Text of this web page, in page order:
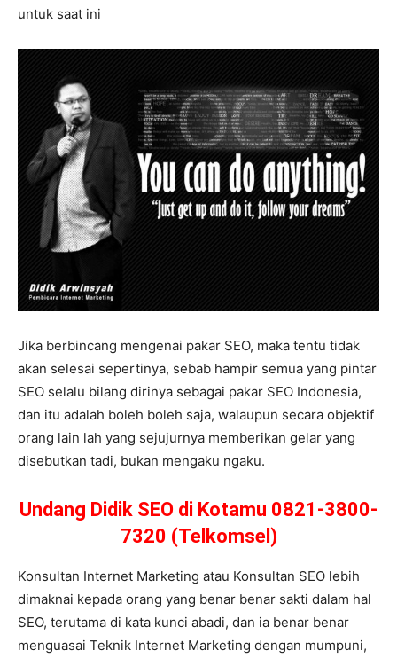
untuk saat ini
Jika berbincang mengenai pakar SEO, maka tentu tidak
akan selesai sepertinya, sebab hampir semua yang pintar
SEO selalu bilang dirinya sebagai pakar SEO Indonesia,
dan itu adalah boleh boleh saja, walaupun secara objektif
orang lain lah yang sejujurnya memberikan gelar yang
disebutkan tadi, bukan mengaku ngaku.
Undang Didik SEO di Kotamu 0821-3800-
7320 (Telkomsel)
Konsultan Internet Marketing atau Konsultan SEO lebih
dimaknai kepada orang yang benar benar sakti dalam hal
SEO, terutama di kata kunci abadi, dan ia benar benar
menguasai Teknik Internet Marketing dengan mumpuni,